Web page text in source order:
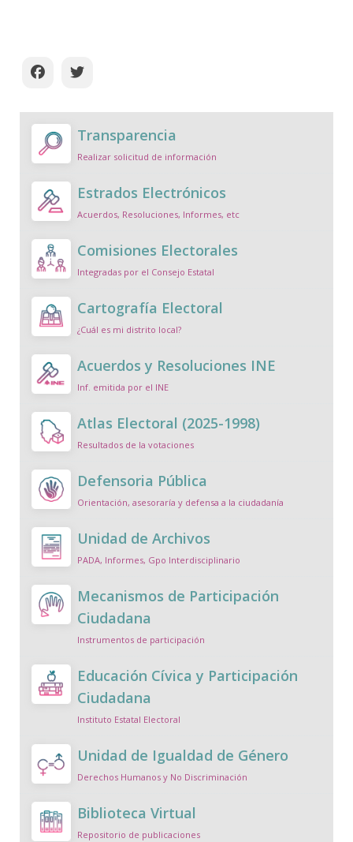
Transparencia
Realizar solicitud de información
Estrados Electrónicos
Acuerdos, Resoluciones, Informes, etc
Comisiones Electorales
Integradas por el Consejo Estatal
Cartografía Electoral
¿Cuál es mi distrito local?
Acuerdos y Resoluciones INE
Inf. emitida por el INE
Atlas Electoral (2025-1998)
Resultados de la votaciones
Defensoria Pública
Orientación, asesoraría y defensa a la ciudadanía
Unidad de Archivos
PADA, Informes, Gpo Interdisciplinario
Mecanismos de Participación
Ciudadana
Instrumentos de participación
Educación Cívica y Participación
Ciudadana
Instituto Estatal Electoral
Unidad de Igualdad de Género
Derechos Humanos y No Discriminación
Biblioteca Virtual
Repositorio de publicaciones